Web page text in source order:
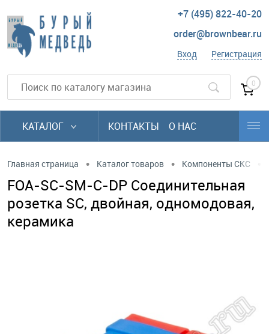
+7 (495) 822-40-20
order@brownbear.ru
Вход Регистрация
0
КАТАЛОГ КОНТАКТЫ О НАС
Главная страница • Каталог товаров • Компоненты СКС
FOA-SC-SM-C-DP Соединительная
розетка SC, двойная, одномодовая,
керамика